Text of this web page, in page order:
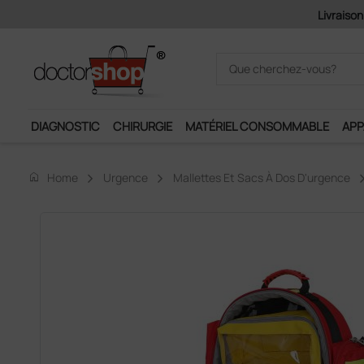
DIAGNOSTIC CHIRURGIE MATÉRIEL CONSOMMABLE
home Home Urgence Mallettes Et Sacs À Dos D'urgence